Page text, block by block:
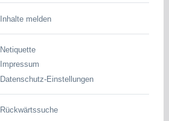
Inhalte melden
Netiquette
Impressum
Datenschutz-Einstellungen
Rückwärtssuche